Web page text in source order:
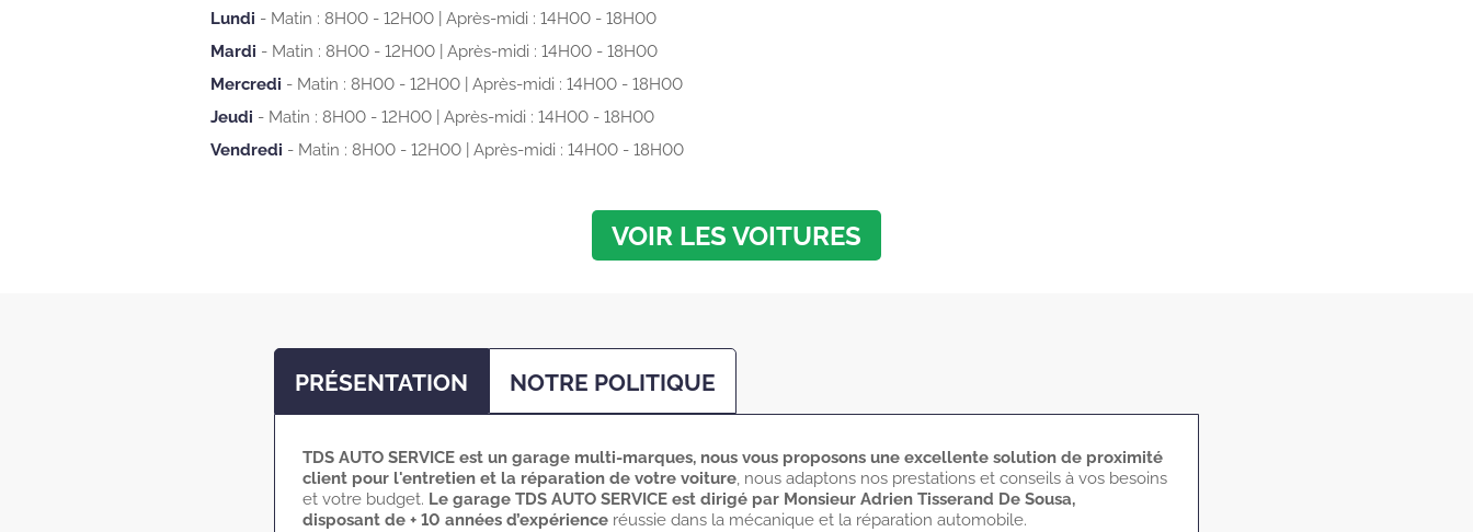
Lundi Matin : 8H00 - 12H00
Après-midi : 14H00 - 18H00
Mardi
Matin : 8H00 - 12H00
Après-midi : 14H00 - 18H00
Mercredi
Matin : 8H00 - 12H00
Après-midi : 14H00 - 18H00
Jeudi
Matin : 8H00 - 12H00
Après-midi : 14H00 - 18H00
Vendredi
Matin : 8H00 - 12H00 Après-midi : 14H00 - 18H00
VOIR LES VOITURES
PRÉSENTATION NOTRE POLITIQUE
TDS AUTO SERVICE est un garage multi-marques, nous vous proposons une excellente solution de proximité
client pour l'entretien et la réparation de votre voiture, nous adaptons nos prestations et conseils à vos besoins
et votre budget. Le garage TDS AUTO SERVICE est dirigé par Monsieur Adrien Tisserand De Sousa,
disposant de + 10 années d’expérienceréussie dans la mécanique et la réparation automobile.